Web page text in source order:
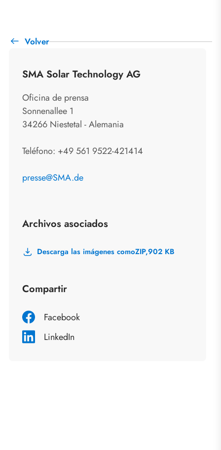
Volver
SMA Solar Technology AG
Oficina de prensa
Sonnenallee 1
34266 Niestetal - Alemania
Teléfono: +49 561 9522-421414
presse@SMA.de
Archivos asociados
Descarga las imágenes comoZIP,902 KB
Compartir
Facebook
LinkedIn